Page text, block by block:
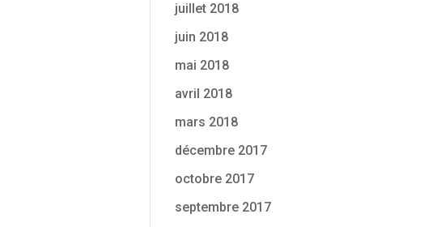
juillet 2018
juin 2018
mai 2018
avril 2018
mars 2018
décembre 2017
octobre 2017
septembre 2017